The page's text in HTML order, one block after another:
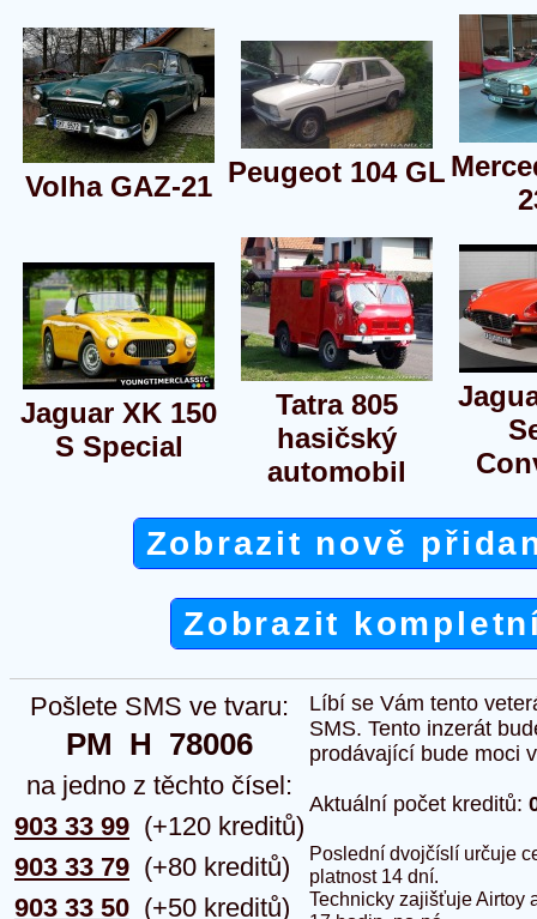
Volha GAZ-21 Peugeot 104 GL
Jaguar XK 150
S Special
Tatra 805
hasičský
automobil
Zobrazit nově
Zobrazit
Pošlete SMS ve tvaru:
PM  H  78006
na jedno z těchto čísel:
903 33 99
903 33 79
903 33 50
(+120 kreditů)
(+80 kreditů)
(+50 kreditů)
Líbí se Vám tento
SMS. Tento inzerát
prodávající bude moci
Aktuální počet kreditů:
Poslední dvojčíslí určuje
platnost 14 dní.
Technicky zajišťuje Airtoy